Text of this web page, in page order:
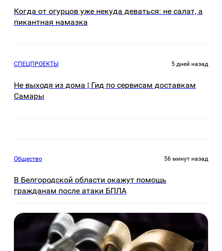
Когда от огурцов уже некуда деваться: не салат, а
пикантная намазка
СПЕЦПРОЕКТЫ 5 дней назад
Не выходя из дома | Гид по сервисам доставкам
Самары
Общество 56 минут назад
В Белгородской области окажут помощь
гражданам после атаки БПЛА